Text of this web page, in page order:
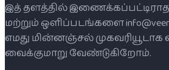
இத் தளத்தில்
மற்றும் ஒளிப்படங்களை
எமது மின்னஞ்சல் முகவரியூடாக
வைக்குமாறு வேண்டுகிறோம்.